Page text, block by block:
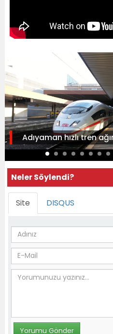
Adıyaman hızlı tren
Neler Söylendi?
Site DISQUS